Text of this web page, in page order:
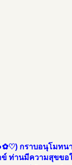
กราบอนุโมทน
ท่านมีความสุขขอ